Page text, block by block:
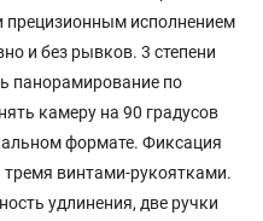
прецизионным исполнением
и без рывков. 3 степени
панорамирование по
камеру на 90 градусов
формате. Фиксация
винтами-рукоятками.
удлинения, две ручки